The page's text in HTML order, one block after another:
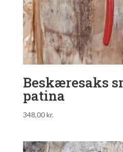
Beskæresaks
patina
348,00kr.